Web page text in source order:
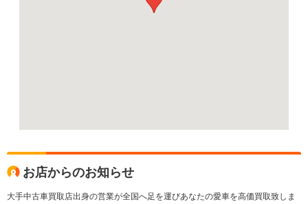
お店からのお知らせ
大手中古車買取店出身の営業が全国へ足を運びあなたの愛車を高価買取致しま